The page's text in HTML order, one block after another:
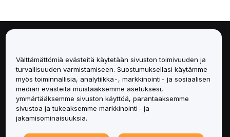
Palvelut
Tuki
Tuotteet
Välttämättömiä evästeitä käytetään sivuston toimivuuden ja
turvallisuuden varmistamiseen. Suostumuksellasi käytämme
myös toiminnallisia, analytiikka-, markkinointi- ja sosiaalisen
median evästeitä muistaaksemme asetuksesi,
ymmärtääksemme sivuston käyttöä, parantaaksemme
sivustoa ja tukeaksemme markkinointi- ja
jakamisominaisuuksia.